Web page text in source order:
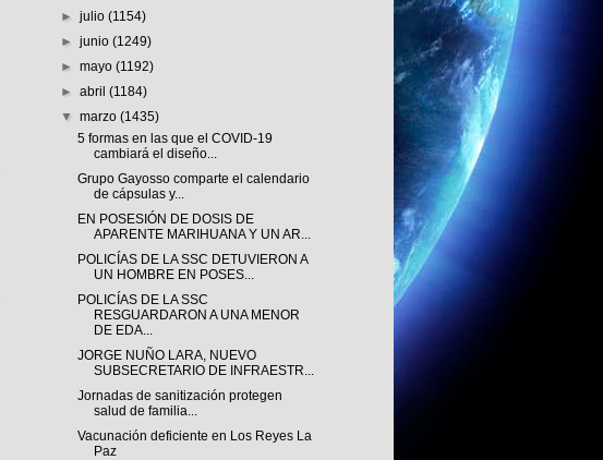
►julio(1154)
►junio(1249)
►mayo(1192)
►abril(1184)
▼marzo(1435)
5 formas en las que el COVID-19
cambiará el diseño...
Grupo Gayosso comparte el calendario
de cápsulas y...
EN POSESIÓN DE DOSIS DE
APARENTE MARIHUANA Y UN AR...
POLICÍAS DE LA SSC DETUVIERON A
UN HOMBRE EN POSES...
POLICÍAS DE LA SSC
RESGUARDARON A UNA MENOR
DE EDA...
JORGE NUÑO LARA, NUEVO
SUBSECRETARIO DE INFRAESTR...
Jornadas de sanitización protegen
salud de familia...
Vacunación deficiente en Los Reyes La
Paz